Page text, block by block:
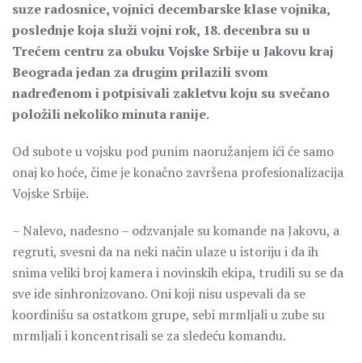
suze radosnice, vojnici decembarske klase vojnika,
poslednje koja služi vojni rok, 18. decenbra su u
Trećem centru za obuku Vojske Srbije u Jakovu kraj
Beograda jedan za drugim prilazili svom
nadređenom i potpisivali zakletvu koju su svečano
položili nekoliko minuta ranije.
Od subote u vojsku pod punim naoružanjem ići će samo
onaj ko hoće, čime je konačno završena profesionalizacija
Vojske Srbije.
– Nalevo, nadesno – odzvanjale su komande na Jakovu, a
regruti, svesni da na neki način ulaze u istoriju i da ih
snima veliki broj kamera i novinskih ekipa, trudili su se da
sve ide sinhronizovano. Oni koji nisu uspevali da se
koordinišu sa ostatkom grupe, sebi mrmljali u zube su
mrmljali i koncentrisali se za sledeću komandu.